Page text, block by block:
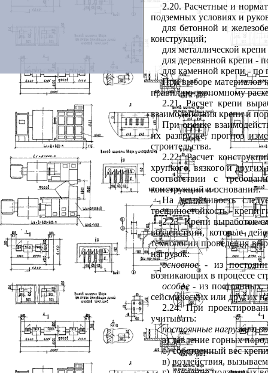
2.20. Расчетные и
подземных условиях и
для бетонной и
конструкций;
для металлической
для деревянной крепи -
для каменной крепи -
При выборе материалов
правил по экономному
2.21. Расчет крепи
взаимодействия крепи и
При оценке
их разгрузке, прогноз
строительства.
2.22. Расчет
хрупкого, вязкого и
соответствии с
конструкций и оснований.
На устойчивость
трещиностойкость - крепи
2.23. Крепи выработок
воздействий, которые
технологии проведения
нагрузок:
основное- из
возникающих в процессе
особое- из постоянных,
сейсмических или других
2.24. При
учитывать:
постоянные нагрузки и
а) давление горных
б) собственный вес
в) воздействия,